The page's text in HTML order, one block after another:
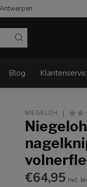
Blog
NIEGELOH
€64,95 Incl.